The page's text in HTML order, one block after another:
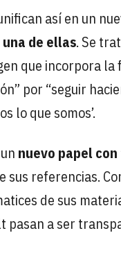
así en un
una de ellas. Se
que incorpora
por “seguir
lo que somos’.
nuevo papel
sus referencias.
de sus
pasan a ser